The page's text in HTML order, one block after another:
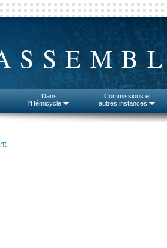
Dans
l'Hémicycle
Commissions et
autres instances